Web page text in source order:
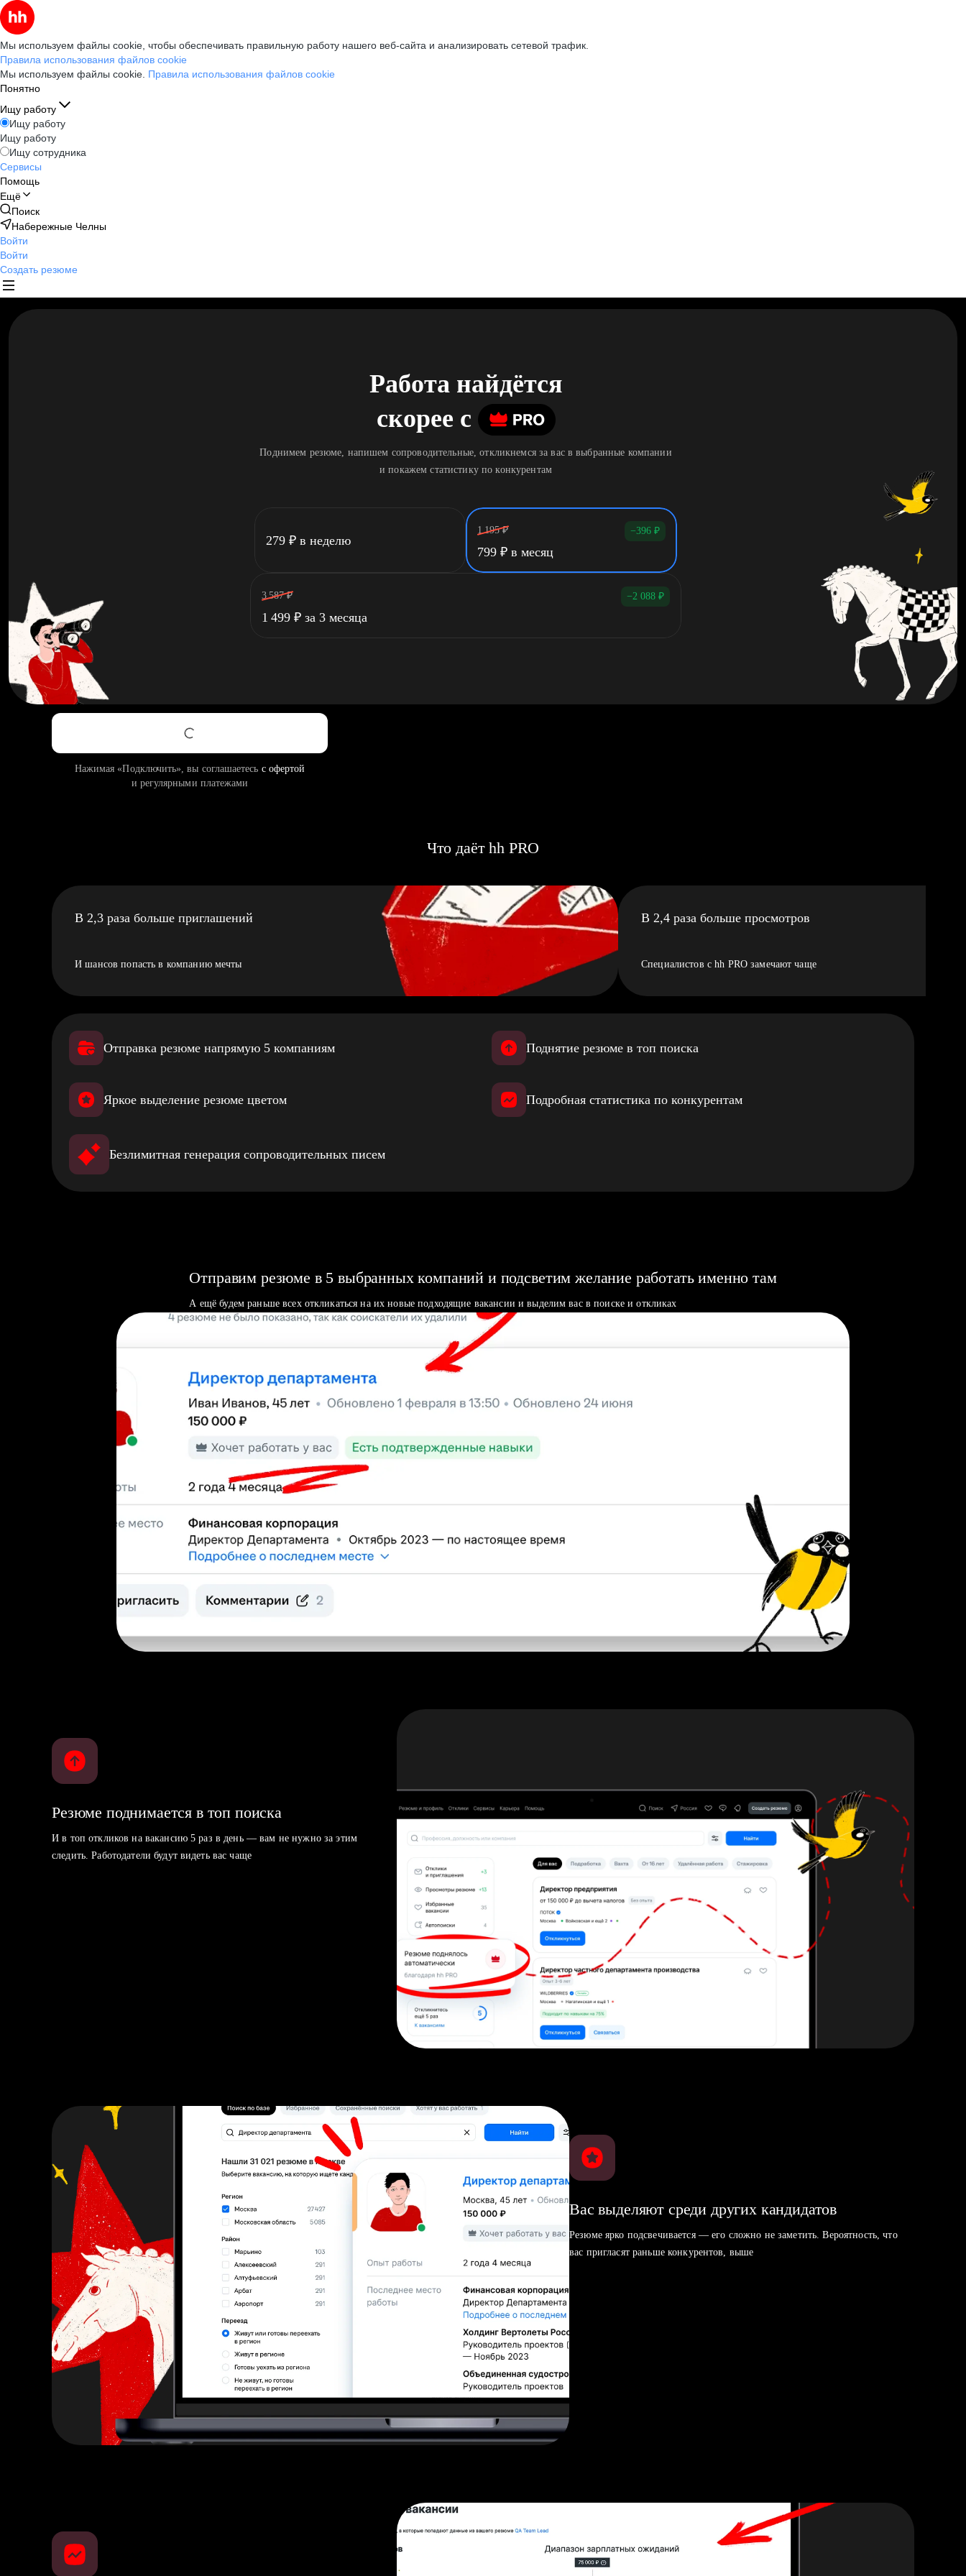
Мы используем файлы cookie, чтобы обеспечивать правильную работу нашего веб-сайта и анализировать сетевой трафик.
Правила использования файлов cookie
Мы используем файлы cookie. Правила использования файлов cookie
Понятно
Ищу работу
Ищу работу
Ищу работу
Ищу сотрудника
Сервисы
Помощь
Ещё
Поиск
Набережные Челны
Войти
Войти
Создать резюме
Работа найдётся
скорее c
Поднимем резюме, напишем сопроводительные, откликнемся за вас в выбранные компании
и покажем статистику по конкурентам
279 ₽ в неделю
1 195 ₽ −396 ₽
799 ₽ в месяц
3 587 ₽ −2 088 ₽
1 499 ₽ за 3 месяца
Нажимая «Подключить», вы соглашаетесь с офертой
и регулярными платежами
Что даёт hh PRO
В 2,3 раза больше приглашений
И шансов попасть в компанию мечты
В 2,4 раза больше просмотров
Специалистов с hh PRO замечают чаще
Отправка резюме напрямую 5 компаниям Поднятие резюме в топ поиска
Яркое выделение резюме цветом Подробная статистика по конкурентам
Безлимитная генерация сопроводительных писем
Отправим резюме в 5 выбранных компаний и подсветим желание работать именно там
А ещё будем раньше всех откликаться на их новые подходящие вакансии и выделим вас в поиске и откликах
Резюме поднимается в топ поиска
И в топ откликов на вакансию 5 раз в день — вам не нужно за этим
следить. Работодатели будут видеть вас чаще
Вас выделяют среди других кандидатов
Резюме ярко подсвечивается — его сложно не заметить. Вероятность, что
вас пригласят раньше конкурентов, выше